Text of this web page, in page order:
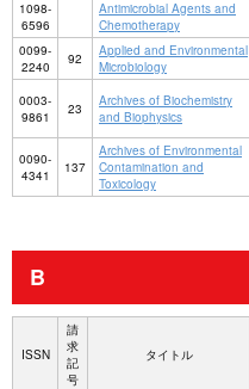
1098-
6596
Antimicrobial Agents and
Chemotherapy
0099-
2240
92
Applied and Environmental
Microbiology
0003-
9861
23
Archives of Biochemistry
and Biophysics
0090-
4341
137
Archives of Environmental
Contamination and
Toxicology
B
ISSN
請
求
記
号
タイトル